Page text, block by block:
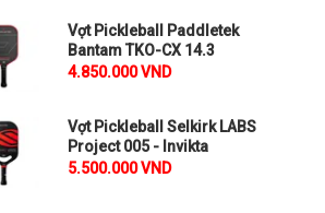
Vợt Pickleball Paddletek
Bantam TKO-CX 14.3
4.850.000 VND
Vợt Pickleball Selkirk LABS
Project 005 - Invikta
5.500.000 VND